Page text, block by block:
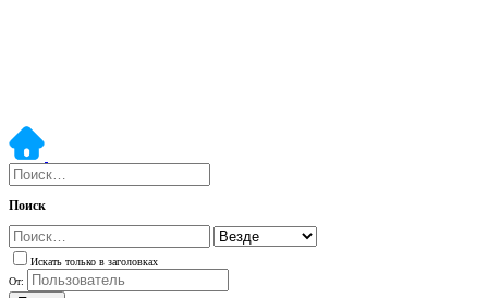
Поиск
Искать только в заголовках
От: